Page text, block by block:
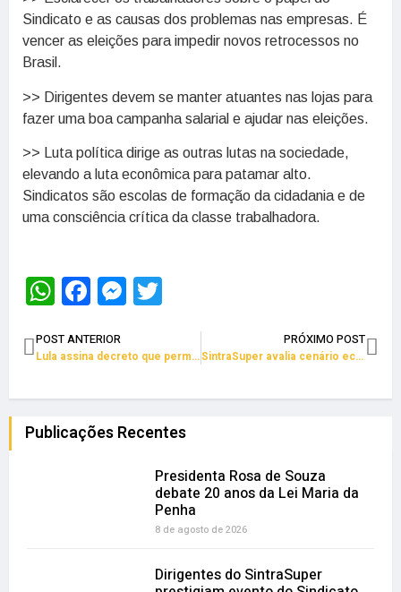
Sindicato e as causas dos problemas nas empresas. É
vencer as eleições para impedir novos retrocessos no
Brasil.
>> Dirigentes devem se manter atuantes nas lojas para
fazer uma boa campanha salarial e ajudar nas eleições.
>> Luta política dirige as outras lutas na sociedade,
elevando a luta econômica para patamar alto.
Sindicatos são escolas de formação da cidadania e de
uma consciência crítica da classe trabalhadora.
WhatsApp
Facebook
Messenger
POST ANTERIOR
Lula assina decreto que permite faculdades comunitárias receberem recursos públicos
PRÓXIMO POST
SintraSuper avalia cenário econômico para campanha salarial
Publicações Recentes
Presidenta Rosa de Souza
debate 20 anos da Lei Maria da
Penha
8 de agosto de 2026
Dirigentes do SintraSuper